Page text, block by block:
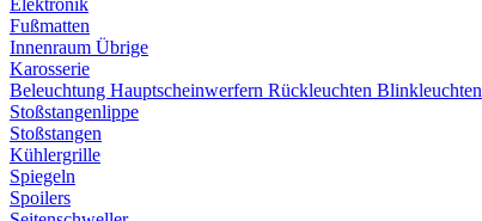
Elektronik
Fußmatten
Innenraum Übrige
Karosserie
Beleuchtung Hauptscheinwerfern Rückleuchten Blinkleuchten
Stoßstangenlippe
Stoßstangen
Kühlergrille
Spiegeln
Spoilers